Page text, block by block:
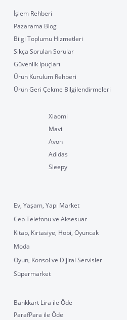
İşlem Rehberi
Pazarama Blog
Bilgi Toplumu Hizmetleri
Sıkça Sorulan Sorular
Güvenlik İpuçları
Ürün Kurulum Rehberi
Ürün Geri Çekme Bilgilendirmeleri
Xiaomi
Mavi
Avon
Adidas
Sleepy
Ev, Yaşam, Yapı Market
Cep Telefonu ve Aksesuar
Kitap, Kırtasiye, Hobi, Oyuncak
Moda
Oyun, Konsol ve Dijital Servisler
Süpermarket
Bankkart Lira ile Öde
ParafPara ile Öde